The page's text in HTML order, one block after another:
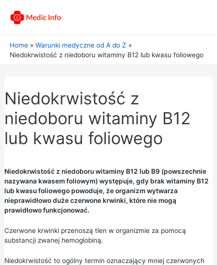
Home
Warunki medyczne od A do Z
Niedokrwistość z niedoboru witaminy B12 lub kwasu foliowego
Niedokrwistość z
niedoboru witaminy B12
lub kwasu foliowego
Niedokrwistość z niedoboru witaminy B12 lub B9 (powszechnie
nazywana kwasem foliowym) występuje, gdy brak witaminy B12
lub kwasu foliowego powoduje, że organizm wytwarza
nieprawidłowo duże czerwone krwinki, które nie mogą
prawidłowo funkcjonować.
Czerwone krwinki przenoszą tlen w organizmie za pomocą
substancji zwanej hemoglobiną.
Niedokrwistość to ogólny termin oznaczający mniej czerwonych